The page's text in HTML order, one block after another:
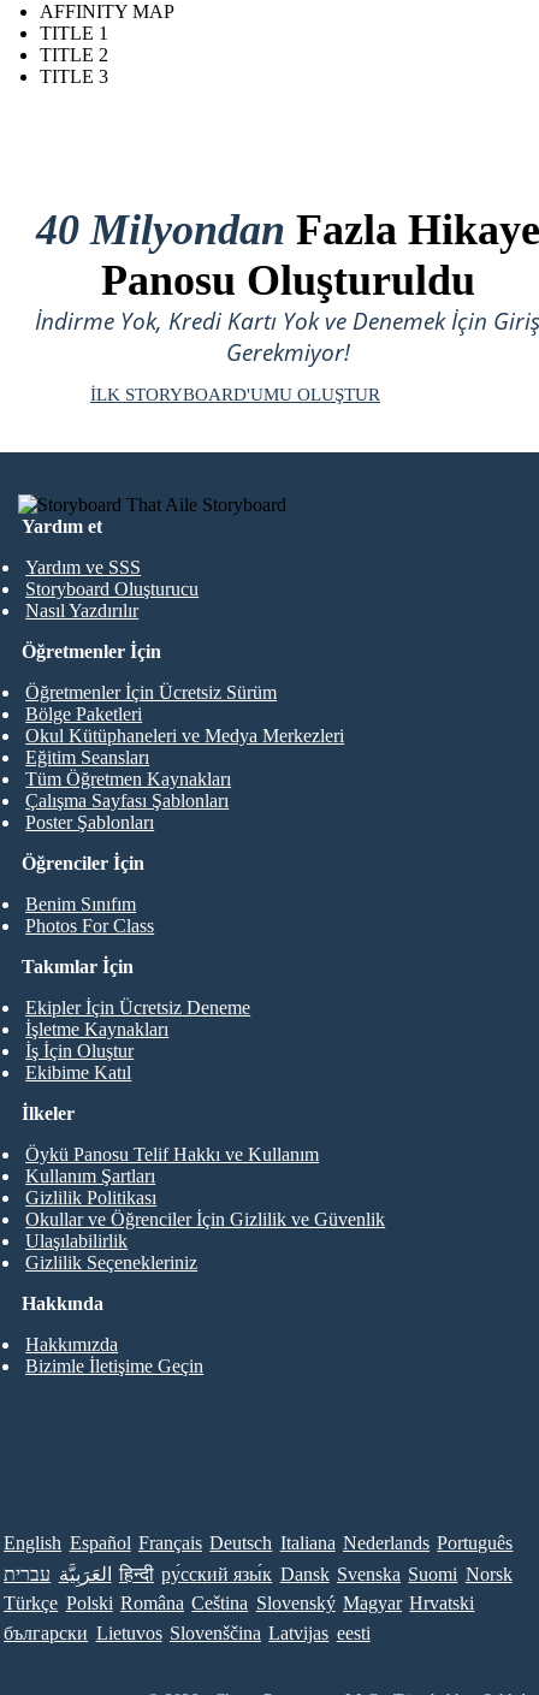
AFFINITY MAP
TITLE 1
TITLE 2
TITLE 3
40 Milyondan Fazla Hikaye
Panosu Oluşturuldu
İndirme Yok, Kredi Kartı Yok ve Denemek İçin Giriş
Gerekmiyor!
İLK STORYBOARD'UMU OLUŞTUR
Yardım et
Yardım ve SSS
Storyboard Oluşturucu
Nasıl Yazdırılır
Öğrenciler İçin
Benim Sınıfım
Photos For Class
Öğretmenler İçin
Öğretmenler İçin Ücretsiz Sürüm
Bölge Paketleri
Okul Kütüphaneleri ve Medya Merkezleri
Eğitim Seansları
Tüm Öğretmen Kaynakları
Çalışma Sayfası Şablonları
Poster Şablonları
Takımlar İçin
Ekipler İçin Ücretsiz Deneme
İşletme Kaynakları
İş İçin Oluştur
Ekibime Katıl
Hakkında
Hakkımızda
Bizimle İletişime Geçin
İlkeler
Öykü Panosu Telif Hakkı ve Kullanım
Kullanım Şartları
Gizlilik Politikası
Okullar ve Öğrenciler İçin Gizlilik ve Güvenlik
Ulaşılabilirlik
Gizlilik Seçenekleriniz
English Español Français Deutsch Italiana Nederlands Português
עברית العَرَبِيَّة हिन्दी ру́сский язы́к Dansk Svenska Suomi Norsk
Türkçe Polski Româna Ceština Slovenský Magyar Hrvatski
български Lietuvos Slovenščina Latvijas eesti